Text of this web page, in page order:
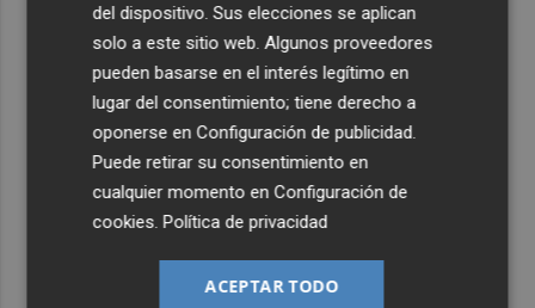
del dispositivo. Sus elecciones se aplican
solo a este sitio web. Algunos proveedores
pueden basarse en el interés legítimo en
lugar del consentimiento; tiene derecho a
oponerse enConfiguración de publicidad
Puede retirar su consentimiento en
cualquier momento enConfiguración de
cookies .Política de privacidad
ACEPTAR TODO